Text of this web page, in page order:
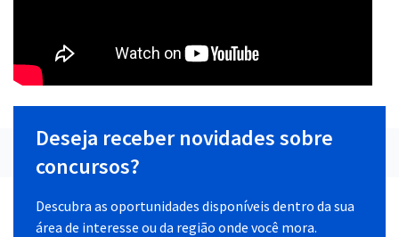
Deseja receber novidades sobre
concursos?
Descubra as oportunidades disponíveis dentro da sua
área de interesse ou da região onde você mora.